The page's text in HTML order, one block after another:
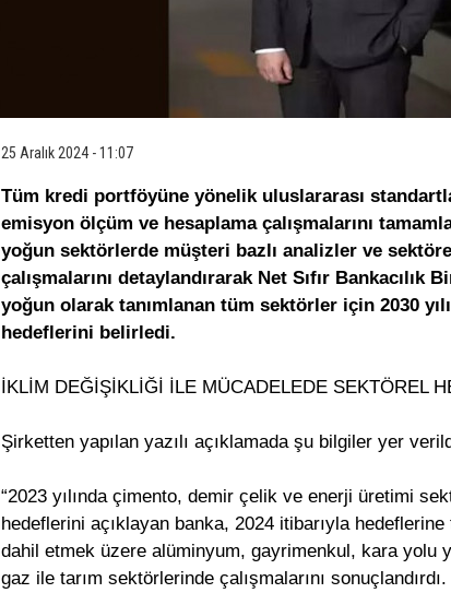
25 Aralık 2024 - 11:07
Tüm kredi portföyüne yönelik uluslararası
emisyon ölçüm ve hesaplama çalışmalarını
yoğun sektörlerde müşteri bazlı analizler ve
çalışmalarını detaylandırarak Net Sıfır Bankacılık
yoğun olarak tanımlanan tüm sektörler için 2030
hedeflerini belirledi.
İKLİM DEĞİŞİKLİĞİ İLE MÜCADELEDE SEKTÖREL
Şirketten yapılan yazılı açıklamada şu bilgiler yer
“2023 yılında çimento, demir çelik ve enerji üretimi
hedeflerini açıklayan banka, 2024 itibarıyla
dahil etmek üzere alüminyum, gayrimenkul, kara yolu
gaz ile tarım sektörlerinde çalışmalarını